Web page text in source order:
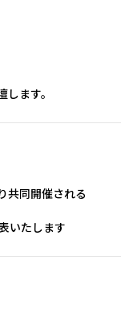
ます。
共同開催される
いたします